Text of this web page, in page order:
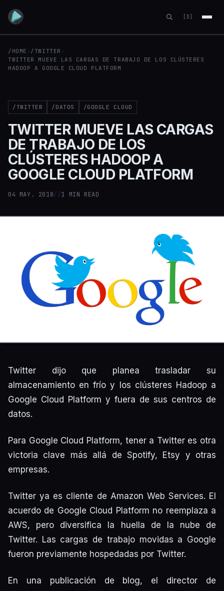
[D]
/HOME › /TWITTER ›
TWITTER MUEVE LAS CARGAS DE TRABAJO DE LOS CLÚSTERES
HADOOP A GOOGLE CLOUD PLATFORM
/TWITTER /DATOS /GOOGLE CLOUD
TWITTER MUEVE LAS CARGAS
DE TRABAJO DE LOS
CLÚSTERES HADOOP A
GOOGLE CLOUD PLATFORM
04 MAY. 2018//1 MIN READ
Twitter dijo que planea trasladar su
almacenamiento en frío y los clústeres Hadoop a
Google Cloud Platform y fuera de sus centros de
datos.
Para Google Cloud Platform, tener a Twitter es otra
victoria clave más allá de Spotify, Etsy y otras
empresas.
Twitter ya es cliente de Amazon Web Services. El
acuerdo de Google Cloud Platform no reemplaza a
AWS, pero diversifica la huella de la nube de
Twitter. Las cargas de trabajo movidas a Google
fueron previamente hospedadas por Twitter.
En una publicación de blog, el director de